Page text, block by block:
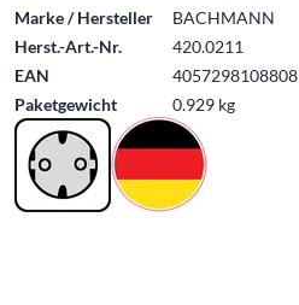
Marke / Hersteller
BACHMANN
Herst.-Art.-Nr.
420.0211
EAN
4057298108808
Paketgewicht
0.929 kg